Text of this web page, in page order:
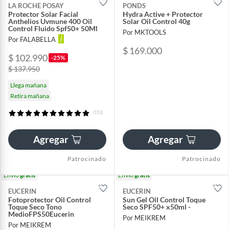
LA ROCHE POSAY
Protector Solar Facial
Anthelios Uvmune 400 Oil
Control Fluido Spf50+ 50Ml
Por FALABELLA
$ 102.990 -25%
$ 137.950
Llega mañana
Retira mañana
(153)
Agregar
Patrocinado
PONDS
Hydra Active + Protector
Solar Oil Control 40g
Por MKTOOLS
$ 169.000
Agregar
Patrocinado
Envíogratis
EUCERIN
Fotoprotector Oil Control
Toque Seco Tono
MedioFPS50Eucerin
Por MEIKREM
Envíogratis
EUCERIN
Sun Gel Oil Control Toque
Seco SPF50+ x50ml -
Por MEIKREM